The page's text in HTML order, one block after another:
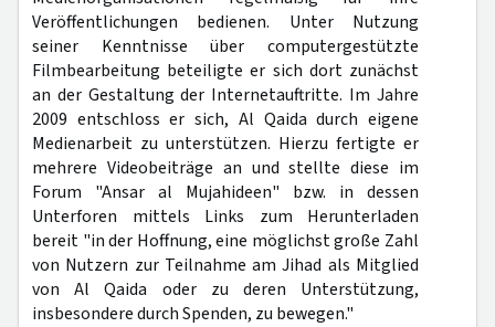
Veröffentlichungen bedienen. Unter Nutzung
seiner Kenntnisse über computergestützte
Filmbearbeitung beteiligte er sich dort zunächst
an der Gestaltung der Internetauftritte. Im Jahre
2009 entschloss er sich, Al Qaida durch eigene
Medienarbeit zu unterstützen. Hierzu fertigte er
mehrere Videobeiträge an und stellte diese im
Forum "Ansar al Mujahideen" bzw. in dessen
Unterforen mittels Links zum Herunterladen
bereit "in der Hoffnung, eine möglichst große Zahl
von Nutzern zur Teilnahme am Jihad als Mitglied
von Al Qaida oder zu deren Unterstützung,
insbesondere durch Spenden, zu bewegen."